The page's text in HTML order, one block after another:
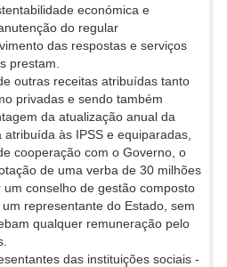
económica e
do regular
das respostas e serviços
prestam.
outras receitas atribuídas tanto
privadas e sendo também
da atualização anual da
às IPSS e equiparadas,
cooperação com o Governo, o
de uma verba de 30 milhões
conselho de gestão composto
representante do Estado, sem
qualquer remuneração pelo
das instituições sociais -